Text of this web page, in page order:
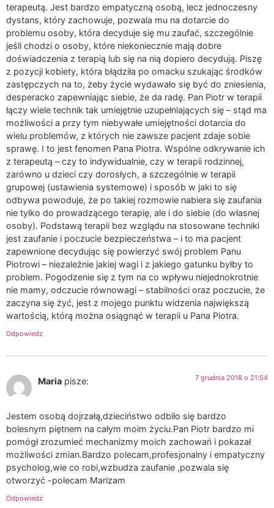
terapeutą. Jest bardzo empatyczną osobą, lecz jednoczesny
dystans, który zachowuje, pozwala mu na dotarcie do
problemu osoby, która decyduje się mu zaufać, szczególnie
jeśli chodzi o osoby, które niekoniecznie mają dobre
doświadczenia z terapią lub się na nią dopiero decydują. Piszę
z pozycji kobiety, która błądziła po omacku szukając środków
zastępczych na to, żeby życie wydawało się być do zniesienia,
desperacko zapewniając siebie, że da radę. Pan Piotr w terapii
łączy wiele technik tak umiejętnie uzupełniających się – stąd ma
możliwości a przy tym niebywałe umiejętności dotarcia do
wielu problemów, z których nie zawsze pacjent zdaje sobie
sprawę. I to jest fenomen Pana Piotra. Wspólne odkrywanie ich
z terapeutą – czy to indywidualnie, czy w terapii rodzinnej,
zarówno u dzieci czy dorosłych, a szczególnie w terapii
grupowej (ustawienia systemowe) i sposób w jaki to się
odbywa powoduje, że po takiej rozmowie nabiera się zaufania
nie tylko do prowadzącego terapię, ale i do siebie (do własnej
osoby). Podstawą terapii bez wzglądu na stosowane techniki
jest zaufanie i poczucie bezpieczeństwa – i to ma pacjent
zapewnione decydując się powierzyć swój problem Panu
Piotrowi – niezależnie jakiej wagi i z jakiego gatunku byłby to
problem. Pogodzenie się z tym na co wpływu niejednokrotnie
nie mamy, odczucie równowagi – stabilności oraz poczucie, że
zaczyna się żyć, jest z mojego punktu widzenia największą
wartością, którą można osiągnąć w terapii u Pana Piotra.
Odpowiedz
Maria pisze: 7 grudnia 2018 o 21:54
Jestem osobą dojrzałą,dzieciństwo odbiło się bardzo
bolesnym piętnem na całym moim życiu.Pan Piotr bardzo mi
pomógł zrozumieć mechanizmy moich zachowań i pokazał
możliwości zmian.Bardzo polecam,profesjonalny i empatyczny
psycholog,wie co robi,wzbudza zaufanie ,pozwala się
otworzyć -polecam Marizam
Odpowiedz